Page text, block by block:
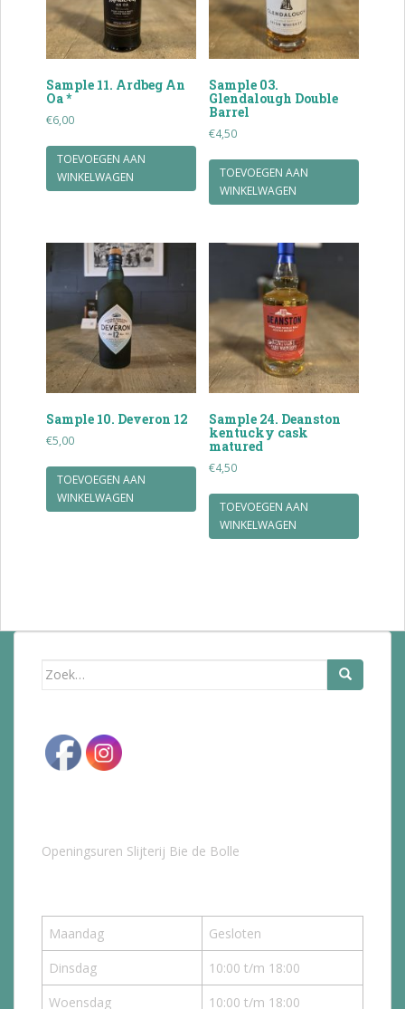
Sample 11. Ardbeg An
Oa *
€6,00
TOEVOEGEN AAN
WINKELWAGEN
Sample 03.
Glendalough Double
Barrel
€4,50
TOEVOEGEN AAN
WINKELWAGEN
Sample 10. Deveron 12
€5,00
TOEVOEGEN AAN
WINKELWAGEN
Sample 24. Deanston
kentucky cask
matured
€4,50
TOEVOEGEN AAN
WINKELWAGEN
Zoek
Openingsuren Slijterij Bie de Bolle
Maandag
Gesloten
Dinsdag
10:00 t/m 18:00
Woensdag
10:00 t/m 18:00